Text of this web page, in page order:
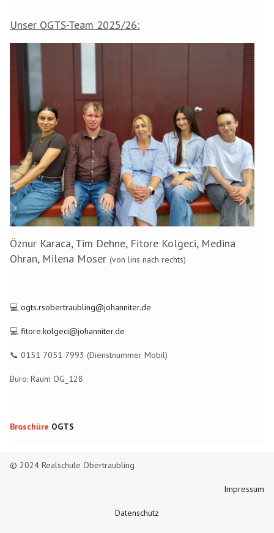
Unser OGTS-Team 2025/26:
Öznur Karaca, Tim Dehne, Fitore Kolgeci, Medina
Ohran, Milena Moser(von lins nach rechts)
💻ogts.rsobertraubling@johanniter.de
💻fitore.kolgeci@johanniter.de
📞 0151 7051 7993 (Dienstnummer Mobil)
Büro: Raum OG_128
Broschüre OGTS
© 2024 Realschule Obertraubling
Impressum
Datenschutz